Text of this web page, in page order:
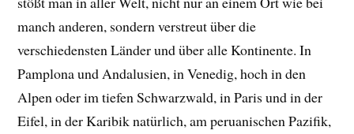
manch anderen, sondern verstreut über die
verschiedensten Länder und über alle Kontinente. In
Pamplona und Andalusien, in Venedig, hoch in den
Alpen oder im tiefen Schwarzwald, in Paris und in der
Eifel, in der Karibik natürlich, am peruanischen Pazifik,